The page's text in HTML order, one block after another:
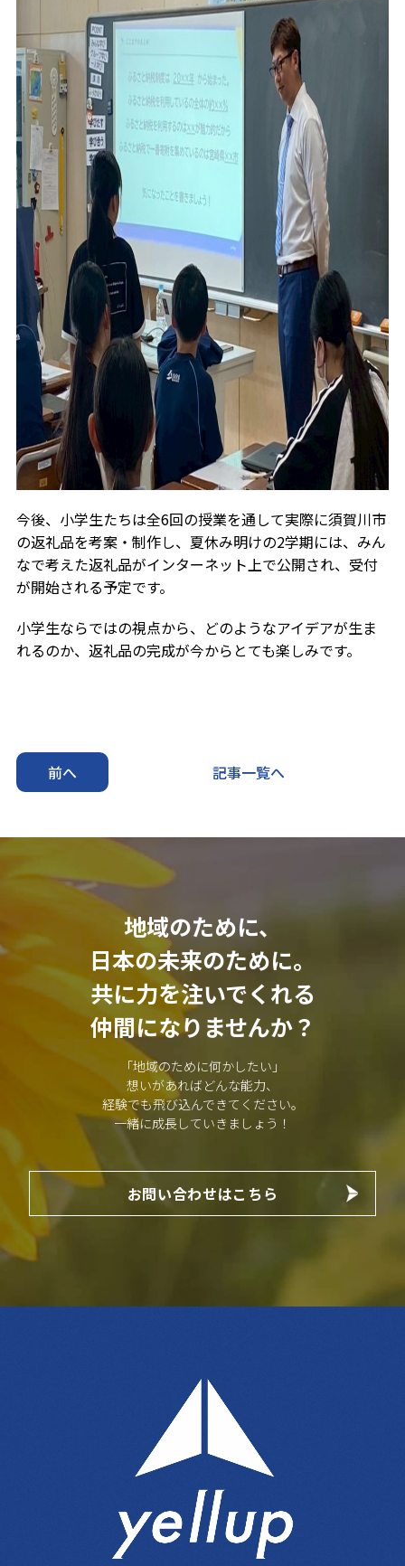
今後、小学生たちは全6回の授業を通して実際に須賀川市
の返礼品を考案・制作し、夏休み明けの2学期には、みん
なで考えた返礼品がインターネット上で公開され、受付
が開始される予定です。
小学生ならではの視点から、どのようなアイデアが生ま
れるのか、返礼品の完成が今からとても楽しみです。
前へ 記事一覧へ
地域のために、
日本の未来のために。
共に力を注いでくれる
仲間になりませんか？
「地域のために何かしたい」
想いがあればどんな能力、
経験でも飛び込んできてください。
一緒に成長していきましょう！
お問い合わせはこちら